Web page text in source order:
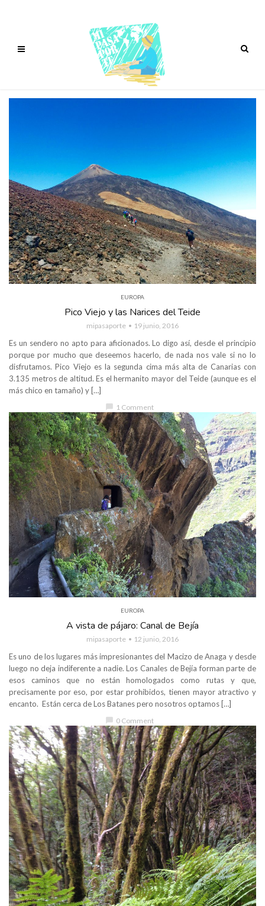
EUROPA
Pico Viejo y las Narices del Teide
mipasaporte 19 junio, 2016
Es un sendero no apto para aficionados. Lo digo así, desde el principio
porque por mucho que deseemos hacerlo, de nada nos vale si no lo
disfrutamos. Pico Viejo es la segunda cima más alta de Canarias con
3.135 metros de altitud. Es el hermanito mayor del Teide (aunque es el
más chico en tamaño) y […]
1 Comment
EUROPA
A vista de pájaro: Canal de Bejía
mipasaporte 12 junio, 2016
Es uno de los lugares más impresionantes del Macizo de Anaga y desde
luego no deja indiferente a nadie. Los Canales de Bejía forman parte de
esos caminos que no están homologados como rutas y que,
precisamente por eso, por estar prohibidos, tienen mayor atractivo y
encanto. Están cerca de Los Batanes pero nosotros optamos […]
chat_bubble 0 Comment